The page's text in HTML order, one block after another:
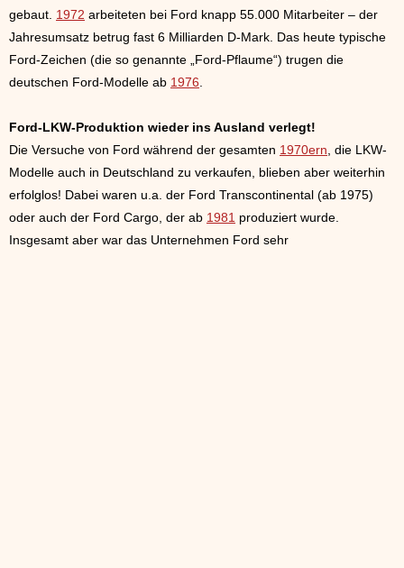
gebaut. 1972 arbeiteten bei Ford knapp 55.000 Mitarbeiter – der
Jahresumsatz betrug fast 6 Milliarden D-Mark. Das heute typische
Ford-Zeichen (die so genannte „Ford-Pflaume“) trugen die
deutschen Ford-Modelle ab 1976
Ford-LKW-Produktion wieder ins Ausland verlegt!
Die Versuche von Ford während der gesamten 1970ern , die LKW-
Modelle auch in Deutschland zu verkaufen, blieben aber weiterhin
erfolglos! Dabei waren u.a. der Ford Transcontinental (ab 1975)
oder auch der Ford Cargo, der ab 1981 produziert wurde.
Insgesamt aber war das Unternehmen Ford sehr